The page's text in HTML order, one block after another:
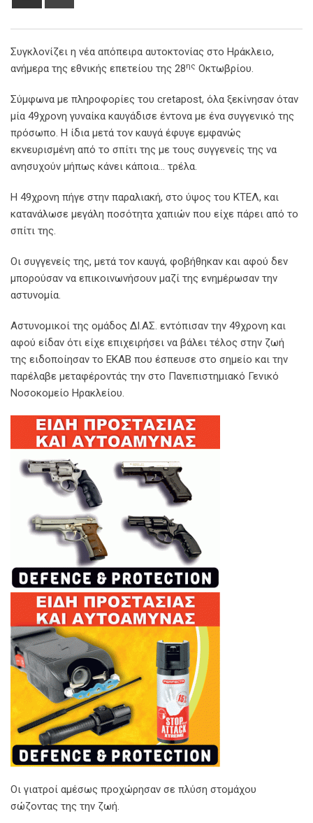
Συγκλονίζει η νέα απόπειρα αυτοκτονίας στο Ηράκλειο,
ανήμερα της εθνικής επετείου της 28ης Οκτωβρίου.
Σύμφωνα με πληροφορίες του cretapost, όλα ξεκίνησαν όταν
μία 49χρονη γυναίκα καυγάδισε έντονα με ένα συγγενικό της
πρόσωπο. Η ίδια μετά τον καυγά έφυγε εμφανώς
εκνευρισμένη από το σπίτι της με τους συγγενείς της να
ανησυχούν μήπως κάνει κάποια… τρέλα.
Η 49χρονη πήγε στην παραλιακή, στο ύψος του ΚΤΕΛ, και
κατανάλωσε μεγάλη ποσότητα χαπιών που είχε πάρει από το
σπίτι της.
Οι συγγενείς της, μετά τον καυγά, φοβήθηκαν και αφού δεν
μπορούσαν να επικοινωνήσουν μαζί της ενημέρωσαν την
αστυνομία.
Αστυνομικοί της ομάδος ΔΙ.ΑΣ. εντόπισαν την 49χρονη και
αφού είδαν ότι είχε επιχειρήσει να βάλει τέλος στην ζωή
της ειδοποίησαν το ΕΚΑΒ που έσπευσε στο σημείο και την
παρέλαβε μεταφέροντάς την στο Πανεπιστημιακό Γενικό
Νοσοκομείο Ηρακλείου.
Οι γιατροί αμέσως προχώρησαν σε πλύση στομάχου
σώζοντας της την ζωή.